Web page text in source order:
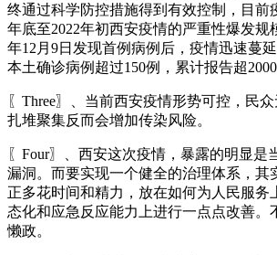
终通过科学防控措施得到有效控制，目前
年底至2022年初西安疫情的严重性爆发规
年12月9日发现首例病例后，疫情迅速蔓
本土确诊病例超过150例，累计报告超2000
〖Three〗、当前西安疫情形势可控，民
扎堆聚集反而会增加传染风险。
〖Four〗、西安这次疫情，暴露的明显是
漏洞。而要实现一个健全的治理体系，其
正多花时间和精力，放在如何为人民服务
态化和应急反应能力上进行一点点改善。
懒政。